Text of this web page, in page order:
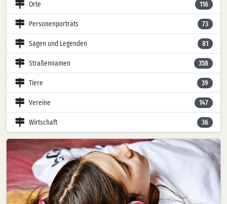
Orte 116
Personenporträts 73
Sagen und Legenden 81
Straßennamen 358
Tiere 39
Vereine 147
Wirtschaft 36